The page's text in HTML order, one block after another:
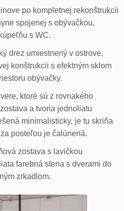
po kompletnej rekonštrukcii
spojenej s obývačkou,
s WC.
drez umiestnený v ostrove,
konštrukcii s efektným sklom
obývačky.
ktoré sú z rovnakého
a tvoria jednoliatu
minimalisticky, je tu skriňa
posteľou je čalúnená.
zostava s lavičkou
farebná stena s dverami do
zrkadlom.